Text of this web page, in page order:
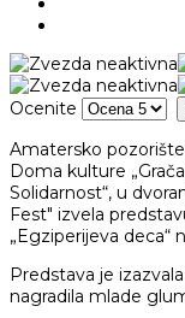
Ocenite
Amatersko pozorište
Doma kulture
Solidarnost“, u
Fest" izvela
„Egziperijeva deca“
Predstava je
nagradila mlade